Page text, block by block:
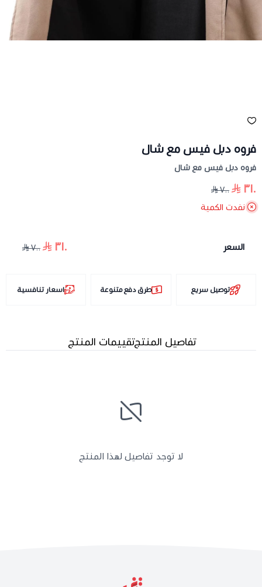
فروه دبل فيس مع شال
فروه دبل فيس مع شال
٣١٠
٧٠٠
نفدت الكمية
السعر ٣١٠ ٧٠٠
توصيل سريع طرق دفع متنوعة اسعار تنافسية
تفاصيل المنتجتقييمات المنتج
لا توجد تفاصيل لهذا المنتج